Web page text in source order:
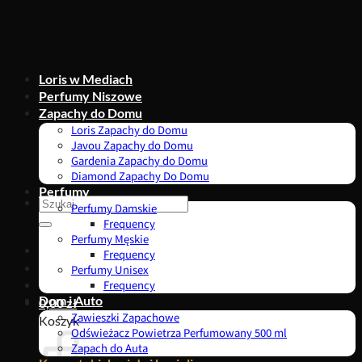
Szukaj:
0,00zł
Koszyk
Loris w Mediach
Perfumy Niszowe
Zapachy do Domu
Loris Zapachy do Domu
Javou Zapachy do Domu
Gardenia Zapachy do Domu
Diamond Zapachy Do Domu
Perfumy
Perfumy Damskie
Frequency
Perfumy Męskie
Frequency
Perfumy Unisex
Frequency
Dom i Auto
Zawieszki Zapachowe
Odświeżacz Powietrza Perfumowany 500 ml
Zapach do Auta